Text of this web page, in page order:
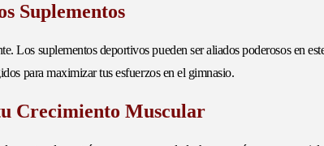
Suplementos
Los suplementos deportivos pueden ser aliados poderosos en
para maximizar tus esfuerzos en el gimnasio.
Crecimiento Muscular